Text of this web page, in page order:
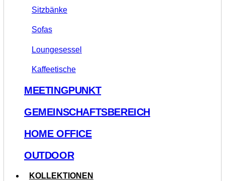
Sitzbänke
Sofas
Loungesessel
Kaffeetische
MEETINGPUNKT
GEMEINSCHAFTSBEREICH
HOME OFFICE
OUTDOOR
KOLLEKTIONEN